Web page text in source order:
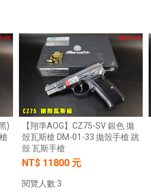
)
【翔準AOG】CZ75-SV 銀色 拋
殼瓦斯槍 DM-01-33 拋殼手槍 跳
殼 瓦斯手槍
NT$ 11800 元
閱覽人數:3